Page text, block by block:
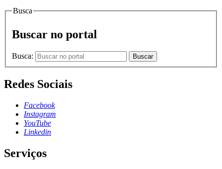
Busca
Buscar no portal
Busca: Buscar
Redes Sociais
Facebook
Instagram
YouTube
Linkedin
Serviços